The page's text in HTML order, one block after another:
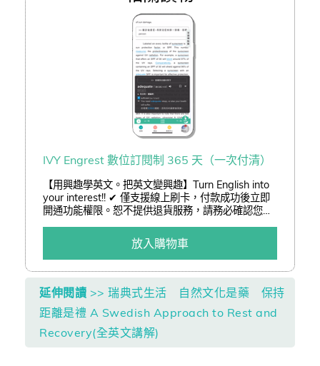
IVY Engrest 數位訂閱制 365 天（一次付清）
【用興趣學英文。把英文變興趣】Turn English into
your interest!! ✔ 僅支援線上刷卡，付款成功後立即
開通功能權限。恕不提供退貨服務，請務必確認您已
(查詢)」或「折價券(查詢)」折抵二擇一。 ✔ 以低於
3 折加購嚴選好書。放入購物車
延伸閱讀 >> 瑞典式生活 自然文化是藥 保持
距離是禮 A Swedish Approach to Rest and
Recovery(全英文講解)